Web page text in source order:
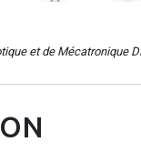
et de Mécatronique